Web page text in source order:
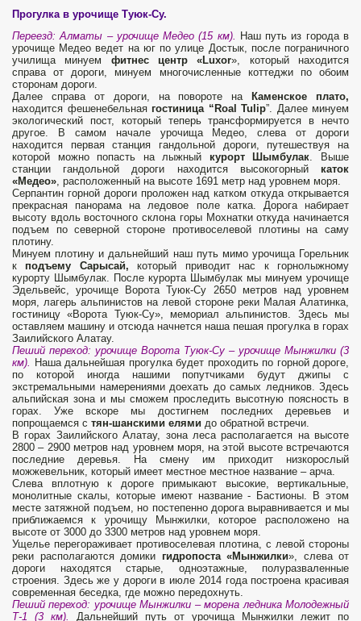
Прогулка в урочище Туюк-Су.
Переезд: Алматы – урочище Медео (15 км). Наш путь из города в
урочище Медео ведет на юг по улице Достык, после пограничного
училища минуем фитнес центр «Luxor», который находится
справа от дороги, минуем многочисленные коттеджи по обоим
сторонам дороги.
Далее справа от дороги, на повороте на
Каменское плато,
находится фешенебельная гостиница “ Roal Tulip”. Далее минуем
экологический пост, который теперь трансформируется в нечто
другое. В самом начале урочища Медео, слева от дороги
находится первая станция гандольной дороги, путешествуя на
которой можно попасть на лыжный курорт Шымбулак. Выше
станции гандольной дороги находится высокогорный каток
«Медео», расположенный на высоте 1691 метр над уровнем моря.
Серпантин горной дороги проложен над катком откуда открывается
прекрасная панорама на ледовое поле катка. Дорога набирает
высоту вдоль восточного склона горы Мохнатки откуда начинается
подъем по северной стороне противоселевой плотины на саму
плотину.
Минуем плотину и дальнейший наш путь мимо урочища Горельник
к подъему Сарысай,который приводит нас к горнолыжному
курорту Шымбулак. После курорта Шымбулак мы минуем урочище
Эдельвейс, урочище Ворота Туюк-Су 2650 метров над уровнем
моря, лагерь альпинистов на левой стороне реки Малая Алатинка,
гостиницу «Ворота Туюк-Су», мемориал альпинистов. Здесь мы
оставляем машину и отсюда начнется наша пешая прогулка в горах
Заилийского Алатау.
Пеший переход: урочище Ворота Туюк-Су – урочище Мынжилки (3
км). Наша дальнейшая прогулка будет проходить по горной дороге,
по которой иногда нашими попутчиками будут джипы с
экстремальными намерениями доехать до самых ледников. Здесь
альпийская зона и мы сможем проследить высотную поясность в
горах. Уже вскоре мы достигнем последних деревьев и
попрощаемся с тян-шанскими елями до обратной встречи.
В горах Заилийского Алатау, зона леса располагается на высоте
2800 – 2900 метров над уровнем моря, на этой высоте встречаются
последние деревья. На смену им приходит низкорослый
можжевельник, который имеет местное местное название – арча.
Слева вплотную к дороге примыкают высокие, вертикальные,
монолитные скалы, которые имеют название - Бастионы. В этом
месте затяжной подъем, но постепенно дорога выравнивается и мы
приближаемся к урочищу Мынжилки, которое расположено на
высоте от 3000 до 3300 метров над уровнем моря.
Ущелье перегораживает противоселевая плотина, с левой стороны
реки располагаются домики гидропоста «Мынжилки», слева от
дороги находятся старые, одноэтажные, полуразваленные
строения. Здесь же у дороги в июле 2014 года построена красивая
современная беседка, где можно передохнуть.
Пеший переход: урочище Мынжилки – морена ледника Молодежный
Т-1 (3 км).
Дальнейший путь от урочища Мынжилки лежит по